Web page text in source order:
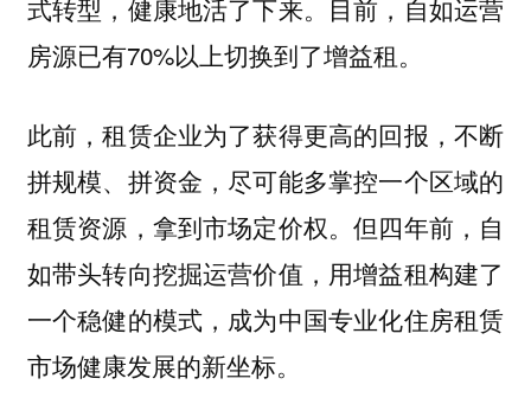
式转型，健康地活了下来。目前，自如运营
房源已有70%以上切换到了增益租。
此前，租赁企业为了获得更高的回报，不断
拼规模、拼资金，尽可能多掌控一个区域的
租赁资源，拿到市场定价权。但四年前，自
如带头转向挖掘运营价值，用增益租构建了
一个稳健的模式，成为中国专业化住房租赁
市场健康发展的新坐标。